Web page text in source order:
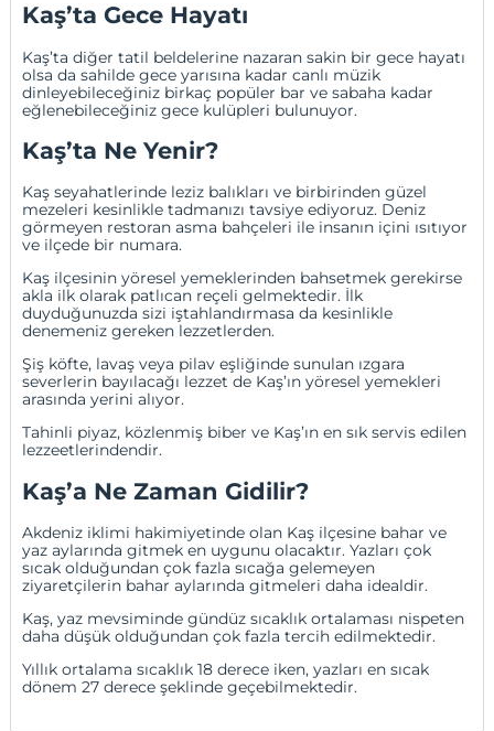
Kaş’ta Gece Hayatı
Kaş’ta diğer tatil beldelerine nazaran sakin bir gece hayatı
olsa da sahilde gece yarısına kadar canlı müzik
dinleyebileceğiniz birkaç popüler bar ve sabaha kadar
eğlenebileceğiniz gece kulüpleri bulunuyor.
Kaş’ta Ne Yenir?
Kaş seyahatlerinde leziz balıkları ve birbirinden güzel
mezeleri kesinlikle tadmanızı tavsiye ediyoruz. Deniz
görmeyen restoran asma bahçeleri ile insanın içini ısıtıyor
ve ilçede bir numara.
Kaş ilçesinin yöresel yemeklerinden bahsetmek gerekirse
akla ilk olarak patlıcan reçeli gelmektedir. İlk
duyduğunuzda sizi iştahlandırmasa da kesinlikle
denemeniz gereken lezzetlerden.
Şiş köfte, lavaş veya pilav eşliğinde sunulan ızgara
severlerin bayılacağı lezzet de Kaş’ın yöresel yemekleri
arasında yerini alıyor.
Tahinli piyaz, közlenmiş biber ve Kaş’ın en sık servis edilen
lezzeetlerindendir.
Kaş’a Ne Zaman Gidilir?
Akdeniz iklimi hakimiyetinde olan Kaş ilçesine bahar ve
yaz aylarında gitmek en uygunu olacaktır. Yazları çok
sıcak olduğundan çok fazla sıcağa gelemeyen
ziyaretçilerin bahar aylarında gitmeleri daha idealdir.
Kaş, yaz mevsiminde gündüz sıcaklık ortalaması nispeten
daha düşük olduğundan çok fazla tercih edilmektedir.
Yıllık ortalama sıcaklık 18 derece iken, yazları en sıcak
dönem 27 derece şeklinde geçebilmektedir.